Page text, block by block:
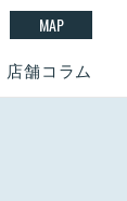
店舗コラム
MAP